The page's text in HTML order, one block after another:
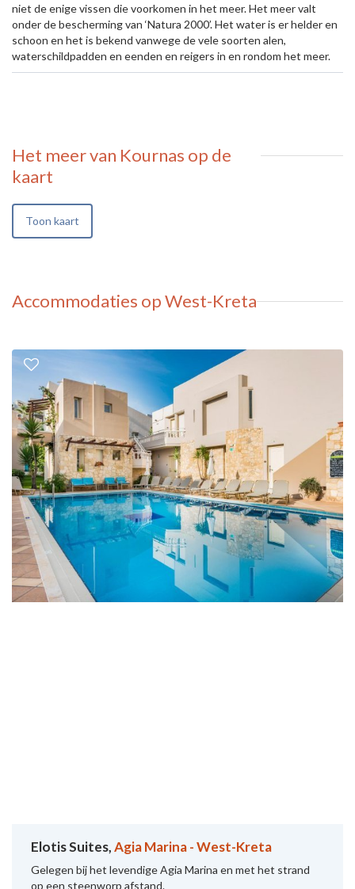
niet de enige vissen die voorkomen in het meer. Het meer valt
onder de bescherming van ‘Natura 2000’. Het water is er helder en
schoon en het is bekend vanwege de vele soorten alen,
waterschildpadden en eenden en reigers in en rondom het meer.
Het meer van Kournas op de
kaart
Toon kaart
Accommodaties op West-Kreta
Elotis Suites,Agia Marina - West-Kreta
Gelegen bij het levendige Agia Marina en met het strand
op een steenworp afstand.